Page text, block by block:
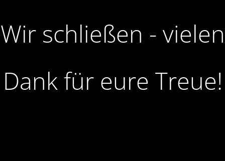
Wir schließen - vielen
Dank für eure Treue!